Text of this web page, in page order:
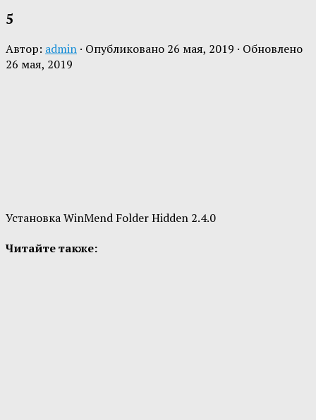
5
Автор: admin · Опубликовано 26 мая, 2019 · Обновлено
26 мая, 2019
Установка WinMend Folder Hidden 2.4.0
Читайте также: